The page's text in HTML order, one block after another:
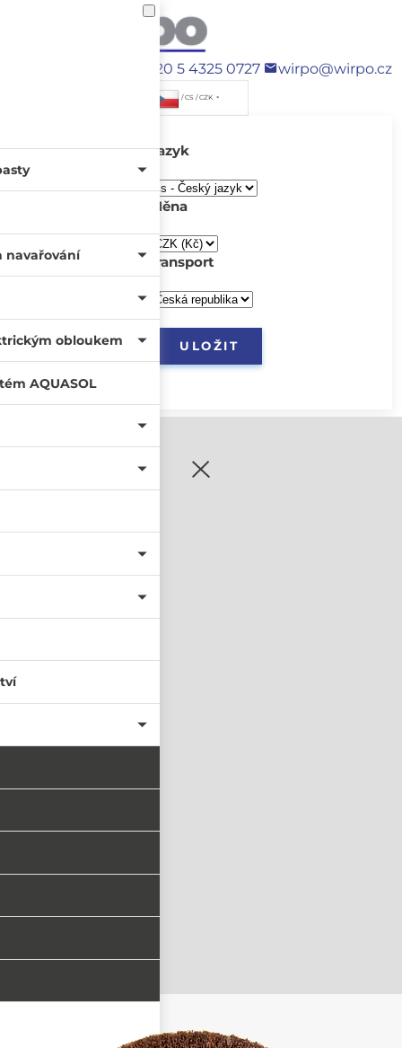
+420 5 4325 0727 wirpo@wirpo.cz
/ CS / CZK
Jazyk
Měna
transport
PŘIHLÁSIT SE
nastavit nové heslo
navařování
obloukem
AQUASOL